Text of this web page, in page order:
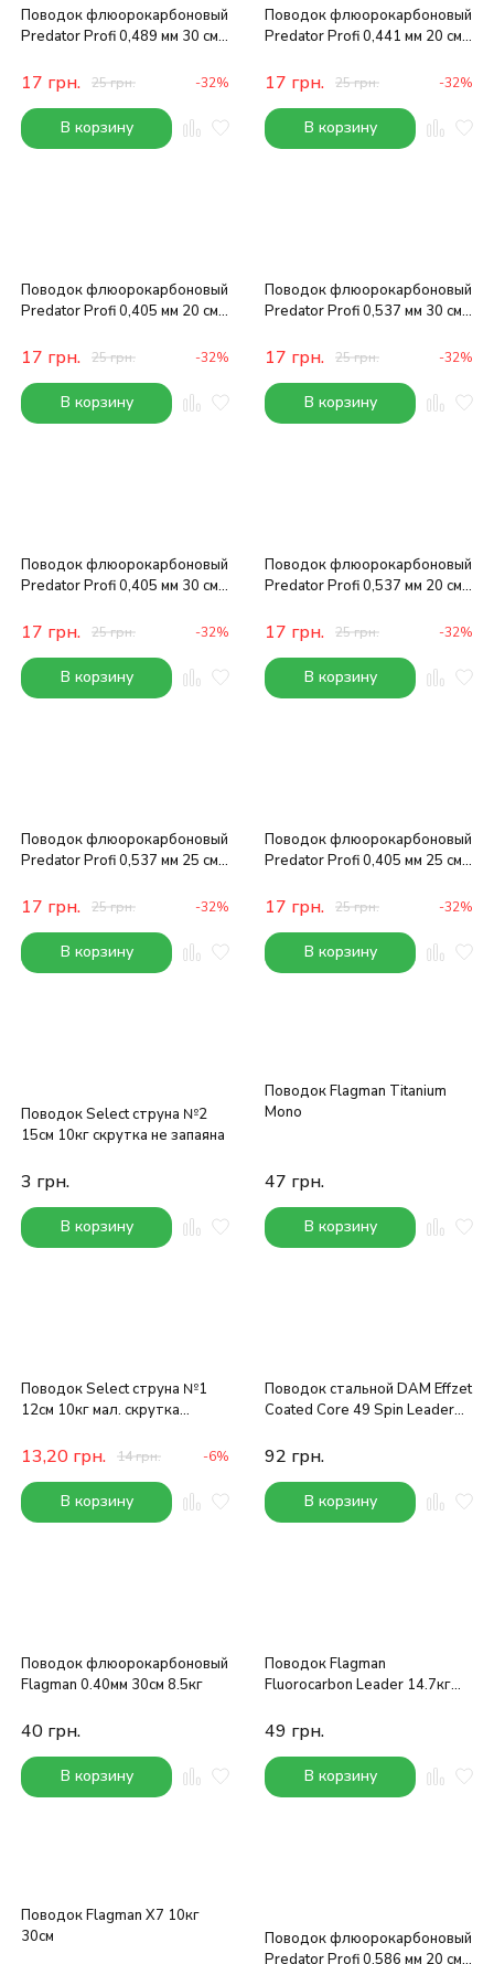
Поводок флюорокарбоновый
Predator Profi 0,489 мм 30 см
17 грн. 25грн. -32%
В корзину
Поводок флюорокарбоновый
Predator Profi 0,441 мм 20 см
17 грн. 25грн. -32%
В корзину
Поводок флюорокарбоновый
Predator Profi 0,405 мм 20 см
17 грн. 25грн. -32%
В корзину
Поводок флюорокарбоновый
Predator Profi 0,537 мм 30 см
17 грн. 25грн. -32%
В корзину
Поводок флюорокарбоновый
Predator Profi 0,405 мм 30 см
17 грн. 25грн. -32%
В корзину
Поводок флюорокарбоновый
Predator Profi 0,537 мм 20 см
17 грн. 25грн. -32%
В корзину
Поводок флюорокарбоновый
Predator Profi 0,537 мм 25 см
17 грн. 25грн. -32%
В корзину
Поводок флюорокарбоновый
Predator Profi 0,405 мм 25 см
17 грн. 25грн. -32%
В корзину
Поводок Select струна №2
15см 10кг скрутка не запаяна
3 грн.
В корзину
Поводок Flagman Titanium
Mono
47 грн.
В корзину
Поводок Select струна №1
12см 10кг мал. скрутка
13,20 грн. 14грн. -6%
В корзину
Поводок стальной DAM Effzet
Coated Core 49 Spin Leader
92 грн.
В корзину
Поводок флюорокарбоновый
Flagman 0.40мм 30см 8.5кг
40 грн.
В корзину
Поводок Flagman
Fluorocarbon Leader 14.7кг
49 грн.
В корзину
Поводок Flagman X7 10кг
30см
Поводок флюорокарбоновый
Predator Profi 0,586 мм 20 см